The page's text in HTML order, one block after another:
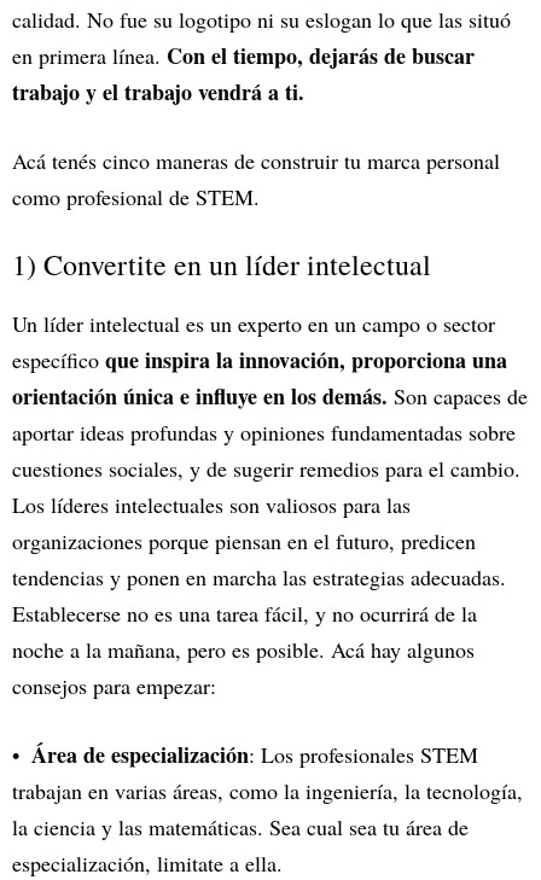
calidad. No fue su logotipo ni su eslogan lo que las situó
en primera línea. Con el tiempo, dejarás de buscar
trabajo y el trabajo vendrá a ti.
Acá tenés cinco maneras de construir tu marca personal
como profesional de STEM.
1) Convertite en un líder intelectual
Un líder intelectual es un experto en un campo o sector
específico que inspira la innovación, proporciona una
orientación única e influye en los demás. Son capaces de
aportar ideas profundas y opiniones fundamentadas sobre
cuestiones sociales, y de sugerir remedios para el cambio.
Los líderes intelectuales son valiosos para las
organizaciones porque piensan en el futuro, predicen
tendencias y ponen en marcha las estrategias adecuadas.
Establecerse no es una tarea fácil, y no ocurrirá de la
noche a la mañana, pero es posible. Acá hay algunos
consejos para empezar:
Área de especialización: Los profesionales STEM
trabajan en varias áreas, como la ingeniería, la tecnología,
la ciencia y las matemáticas. Sea cual sea tu área de
especialización, limitate a ella.